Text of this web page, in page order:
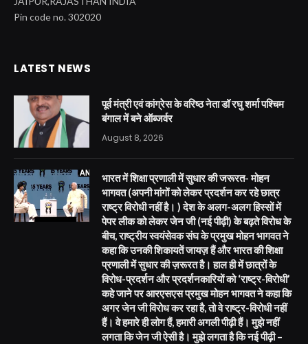
Pin code no. 302020
LATEST NEWS
पूर्व मंत्री एवं कांग्रेस के वरिष्ठ नेता डॉ रघु शर्मा पश्चिम
बंगाल में बने ऑब्जर्वर
August 8, 2026
भारत में शिक्षा प्रणाली में सुधार की जरूरत- मोहन
भागवत (अपनी मांगों को लेकर प्रदर्शन कर रहे छात्र
राष्ट्र विरोधी नहीं है। ) देश के अलग-अलग हिस्सों में
पेपर लीक को लेकर जेन जी (नई पीढ़ी) के बढ़ते विरोध के
बीच, राष्ट्रीय स्वयंसेवक संघ के प्रमुख मोहन भागवत ने
कहा कि उनकी शिकायतें जायज़ हैं और भारत की शिक्षा
प्रणाली में सुधार की ज़रूरत है। हाल ही में छात्रों के
विरोध-प्रदर्शन और प्रदर्शनकारियों को ‘राष्ट्र-विरोधी’
कहे जाने पर आरएसएस प्रमुख मोहन भागवत ने कहा कि
अगर जेन जी विरोध कर रहा है, तो वे राष्ट्र-विरोधी नहीं
हैं। वे हमारे ही लोग हैं, हमारी अगली पीढ़ी हैं। मुझे नहीं
लगता कि जेन जी ऐसी है। मुझे लगता है कि नई पीढ़ी –